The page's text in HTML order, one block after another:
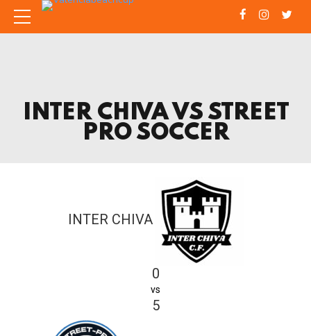
INTER CHIVA VS STREET
PRO SOCCER
INTER CHIVA
0
vs
5